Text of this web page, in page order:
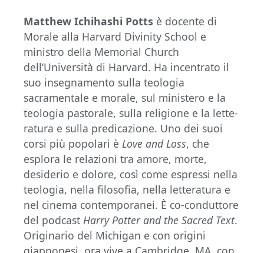
Matthew Ichihashi Potts è docente di
Morale alla Harvard Divinity School e
ministro della Memorial Church
dell’Università di Harvard. Ha incentrato il
suo insegnamento sulla teo­logia
sacramentale e morale, sul ministero e la
teologia pastorale, sulla religione e la lette­
ratura e sulla predicazione. Uno dei suoi
corsi più popolari è Love and Loss, che
esplora le relazioni tra amore, morte,
desiderio e dolore, così come espressi nella
teologia, nella filosofia, nella letteratura e
nel cinema contemporanei. È co-conduttore
del podcast Harry Potter and the Sacred Text.
Originario del Michigan e con origini